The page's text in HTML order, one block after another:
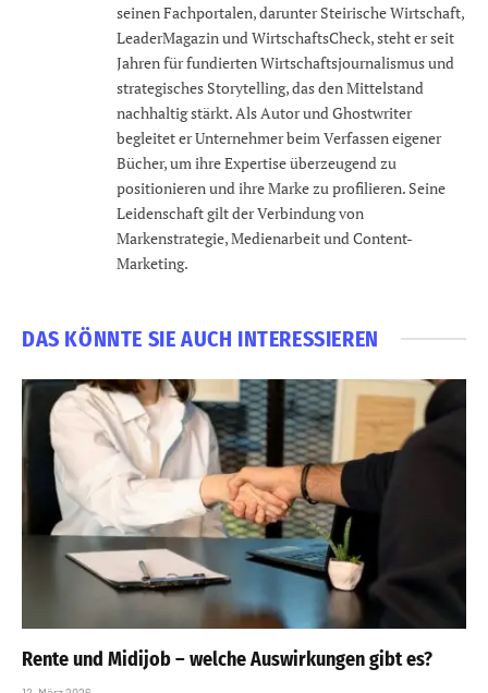
seinen Fachportalen, darunter Steirische Wirtschaft,
LeaderMagazin und WirtschaftsCheck, steht er seit
Jahren für fundierten Wirtschaftsjournalismus und
strategisches Storytelling, das den Mittelstand
nachhaltig stärkt. Als Autor und Ghostwriter
begleitet er Unternehmer beim Verfassen eigener
Bücher, um ihre Expertise überzeugend zu
positionieren und ihre Marke zu profilieren. Seine
Leidenschaft gilt der Verbindung von
Markenstrategie, Medienarbeit und Content-
Marketing.
DAS KÖNNTE SIE AUCH INTERESSIEREN
Rente und Midijob – welche Auswirkungen gibt es?